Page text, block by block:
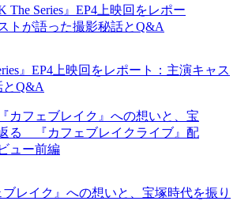
』EP4上映回をレポート：主演キャス
とQ&A
レイク』への想いと、宝塚時代を振り